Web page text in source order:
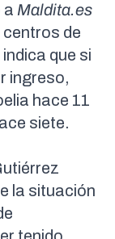
a Maldita.es
de
que si
ingreso,
hace 11
siete.
la situación